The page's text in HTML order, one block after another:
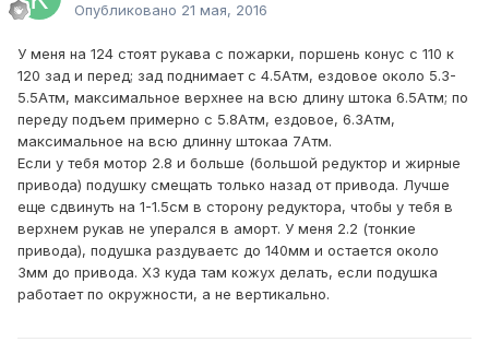
Опубликовано 21 мая, 2016
У меня на 124 стоят рукава с пожарки, поршень конус с 110 к
120 зад и перед; зад поднимает с 4.5Атм, ездовое около 5.3-
5.5Атм, максимальное верхнее на всю длину штока 6.5Атм; по
переду подъем примерно с 5.8Атм, ездовое, 6.3Атм,
максимальное на всю длинну штокаа 7Атм.
Если у тебя мотор 2.8 и больше (большой редуктор и жирные
привода) подушку смещать только назад от привода. Лучше
еще сдвинуть на 1-1.5см в сторону редуктора, чтобы у тебя в
верхнем рукав не уперался в аморт. У меня 2.2 (тонкие
привода), подушка раздуваетс до 140мм и остается около
3мм до привода. ХЗ куда там кожух делать, если подушка
работает по окружности, а не вертикально.